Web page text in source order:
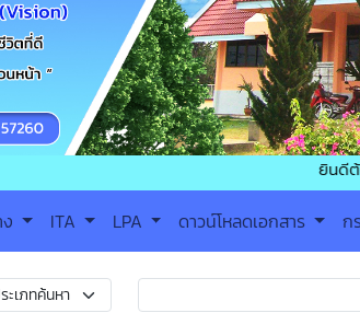
ยินดีต้อนรับเข้า
ITA LPA ดาวน์โหลดเอกสาร ก